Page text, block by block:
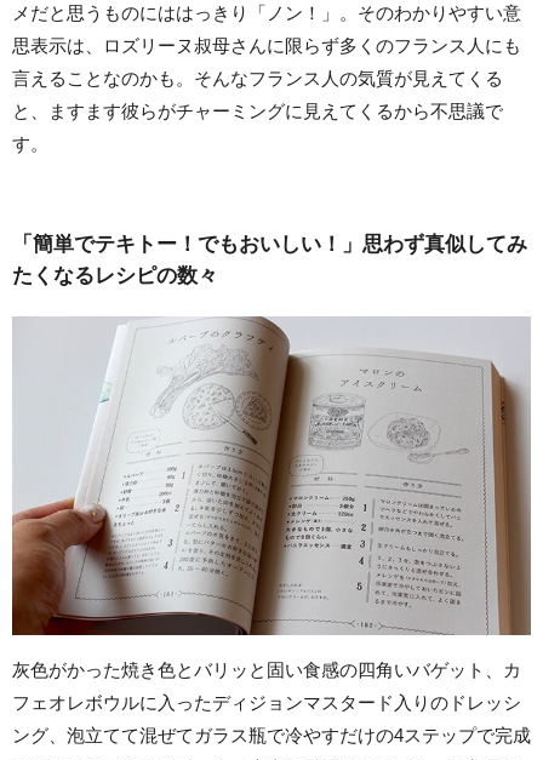
メだと思うものにははっきり「ノン！」。そのわかりやすい意
思表示は、ロズリーヌ叔母さんに限らず多くのフランス人にも
言えることなのかも。そんなフランス人の気質が見えてくる
と、ますます彼らがチャーミングに見えてくるから不思議で
す。
「簡単でテキトー！でもおいしい！」思わず真似してみ
たくなるレシピの数々
灰色がかった焼き色とバリッと固い食感の四角いバゲット、カ
フェオレボウルに入ったディジョンマスタード入りのドレッシ
ング、泡立てて混ぜてガラス瓶で冷やすだけの4ステップで完成